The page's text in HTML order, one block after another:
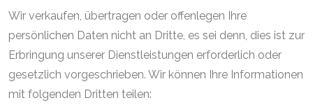
Wir verkaufen, übertragen oder offenlegen Ihre
persönlichen Daten nicht an Dritte, es sei denn, dies ist zur
Erbringung unserer Dienstleistungen erforderlich oder
gesetzlich vorgeschrieben. Wir können Ihre Informationen
mit folgenden Dritten teilen: